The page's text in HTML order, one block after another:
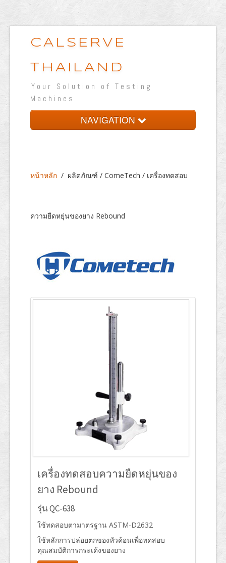
CALSERVE
THAILAND
Your Solution of Testing
Machines
NAVIGATION
ผลิตภัณฑ์
เวปแสดงผลงาน
English
หน้าหลัก / ผลิตภัณฑ์ / ComeTech / เครื่องทดสอบ
ความยืดหยุ่นของยาง Rebound
เครื่องทดสอบความยืดหยุ่นของ
ยาง Rebound
รุ่น QC-638
ใช้ทดสอบตามาตรฐาน ASTM-D2632
ใช้หลักการปล่อยตกของหัวค้อนเพื่อทดสอบ
คุณสมบัติการกระเด้งของยาง